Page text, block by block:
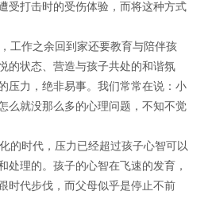
受打击时的受伤体验，而将这种方式
工作之余回到家还要教育与陪伴孩
的状态、营造与孩子共处的和谐氛
压力，绝非易事。我们常常在说：小
么就没那么多的心理问题，不知不觉
的时代，压力已经超过孩子心智可以
处理的。孩子的心智在飞速的发育，
时代步伐，而父母似乎是停止不前